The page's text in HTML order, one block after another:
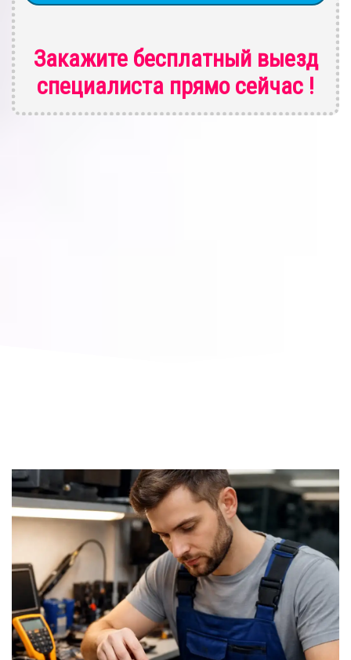
Закажите бесплатный выезд
специалиста прямо сейчас !